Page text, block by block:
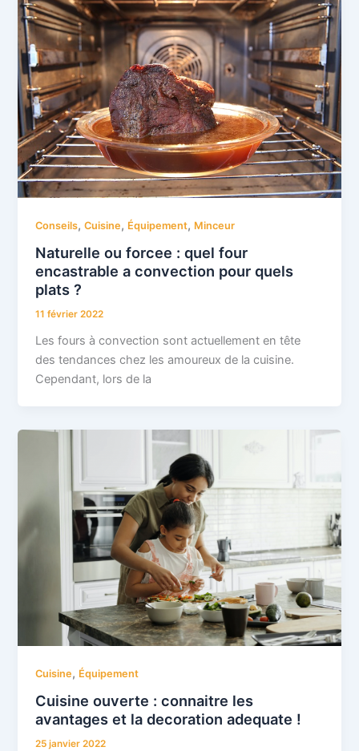
Conseils,Cuisine, Équipement, Minceur
Naturelle ou forcee : quel four
encastrable a convection pour quels
plats ?
11 février 2022
Les fours à convection sont actuellement en tête
des tendances chez les amoureux de la cuisine.
Cependant, lors de la
Cuisine, Équipement
Cuisine ouverte : connaitre les
avantages et la decoration adequate !
25 janvier 2022